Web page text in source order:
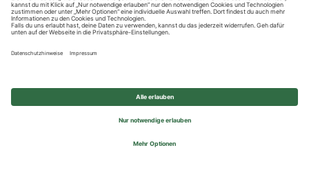
Privatsphäre-Einstellungen
© 2026 REWE Group - All rights reserved